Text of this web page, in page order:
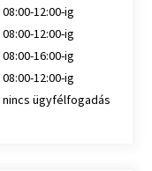
08:00-12:00-ig
08:00-12:00-ig
08:00-16:00-ig
08:00-12:00-ig
nincs ügyfélfogadás